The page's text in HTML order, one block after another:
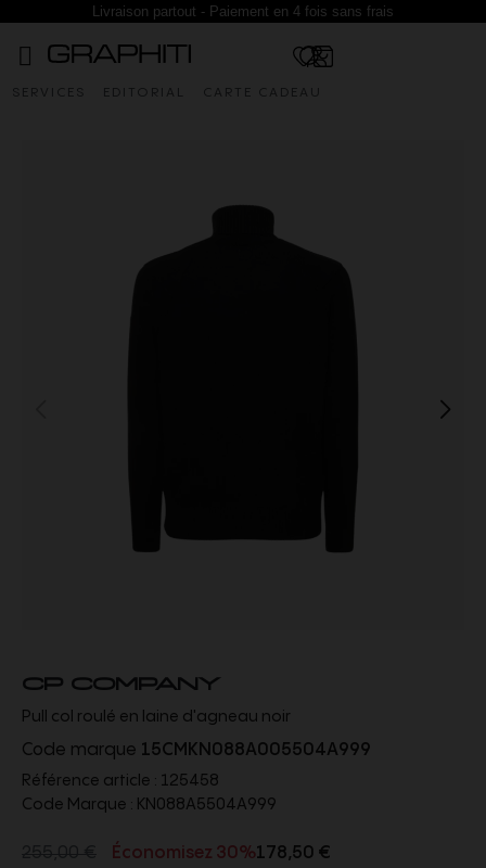
Livraison partout - Paiement en 4 fois sans frais
SERVICES EDITORIAL CARTE CADEAU
CP COMPANY
Pull col roulé en laine d'agneau noir
Code marque 15CMKN088A005504A999
Référence article : 125458
Code Marque : KN088A5504A999
Économisez 30%178,50 €